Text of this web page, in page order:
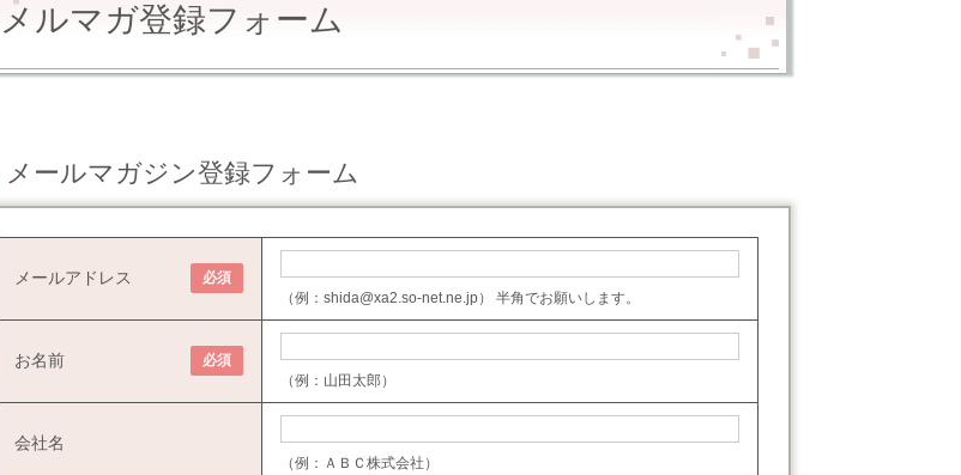
メルマガ登録フォーム
メールマガジン登録フォーム
メールアドレス
必須
（例：shida@xa2.so-net.ne.jp） 半角でお願いします。
お名前
必須
（例：山田太郎）
会社名
（例：ＡＢＣ株式会社）